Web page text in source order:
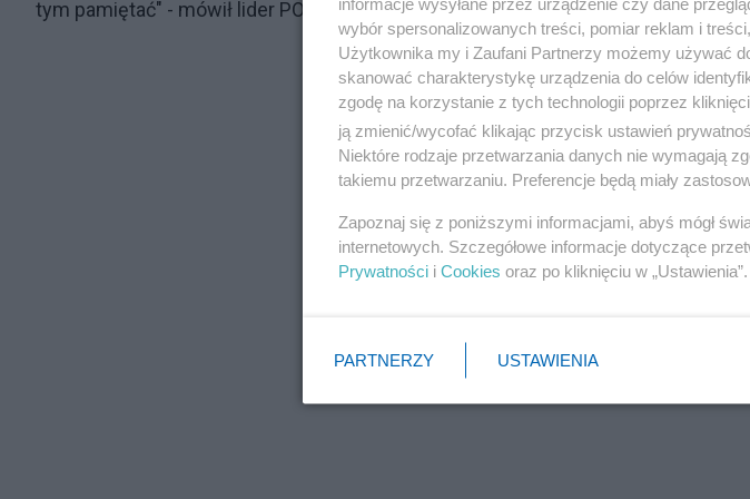
tym pamiętać" - mówił lider PO.
wybór spersonalizowanych treści, pomiar reklam i
Użytkownika my i Zaufani Partnerzy możemy używać
skanować charakterystykę urządzenia do celów
zgodę na korzystanie z tych technologii poprzez
ją zmienić/wycofać klikając przycisk ustawień
Niektóre rodzaje przetwarzania danych nie wymagają
takiemu przetwarzaniu. Preferencje będą miały
Zapoznaj się z poniższymi informacjami, abyś mógł
internetowych. Szczegółowe informacje dotyczące
Prywatności i Cookies oraz po kliknięciu w „Ustawienia”.
PARTNERZY USTAWIENIA